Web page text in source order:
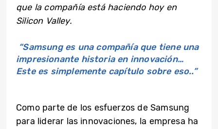
que la compañía está haciendo hoy en
Silicon Valley.
“Samsung es una compañía que tiene una
impresionante historia en innovación…
Este es simplemente capítulo sobre eso..”
Como parte de los esfuerzos de Samsung
para liderar las innovaciones, la empresa ha